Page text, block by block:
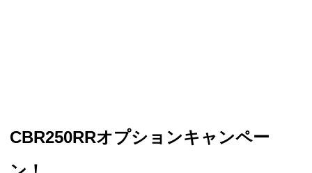
CBR250RRオプションキャンペー